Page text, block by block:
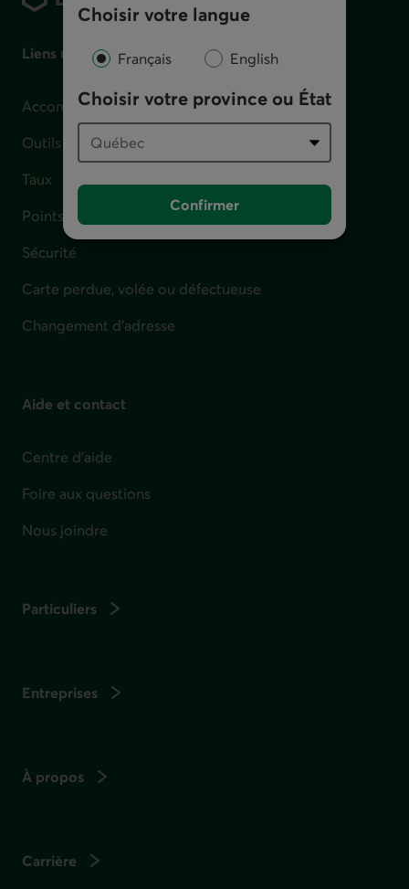
Choisir votre langue
Français English
Choisir votre province ou État
Confirmer
Liens utiles
Accompagnement en cas de difficulté financière
Outils et calculateurs
Taux
Points de service
Sécurité
Carte perdue, volée ou défectueuse
Changement d'adresse
Aide et contact
Centre d'aide
Foire aux questions
Nous joindre
Particuliers
Entreprises
À propos
Carrière